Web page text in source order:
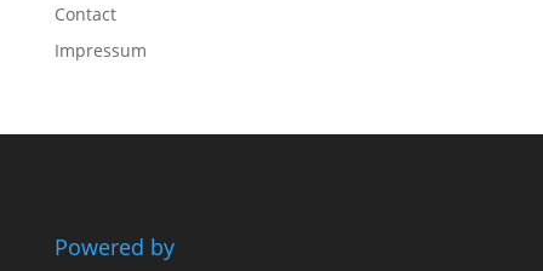
Contact
Impressum
Powered by